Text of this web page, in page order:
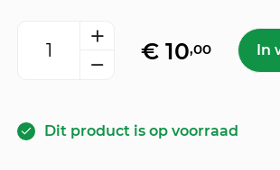
Begonia 'Tiny Gem' aantal
€ 10,00 In
Dit product is op voorraad